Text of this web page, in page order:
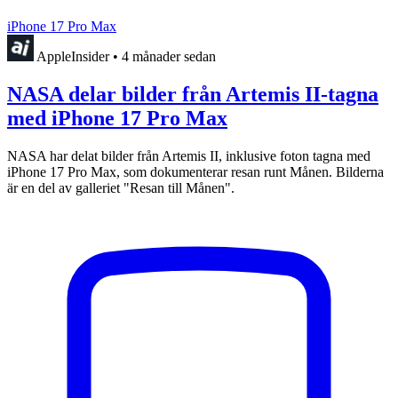
iPhone 17 Pro Max
AppleInsider • 4 månader sedan
NASA delar bilder från Artemis II-tagna
med iPhone 17 Pro Max
NASA har delat bilder från Artemis II, inklusive foton tagna med
iPhone 17 Pro Max, som dokumenterar resan runt Månen. Bilderna
är en del av galleriet "Resan till Månen".